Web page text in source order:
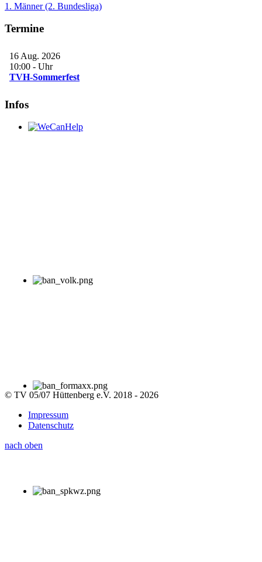
1. Männer (2. Bundesliga)
Termine
16 Aug. 2026
10:00 - Uhr
TVH-Sommerfest
Infos
© TV 05/07 Hüttenberg e.V. 2018 - 2026
Impressum
Datenschutz
nach oben